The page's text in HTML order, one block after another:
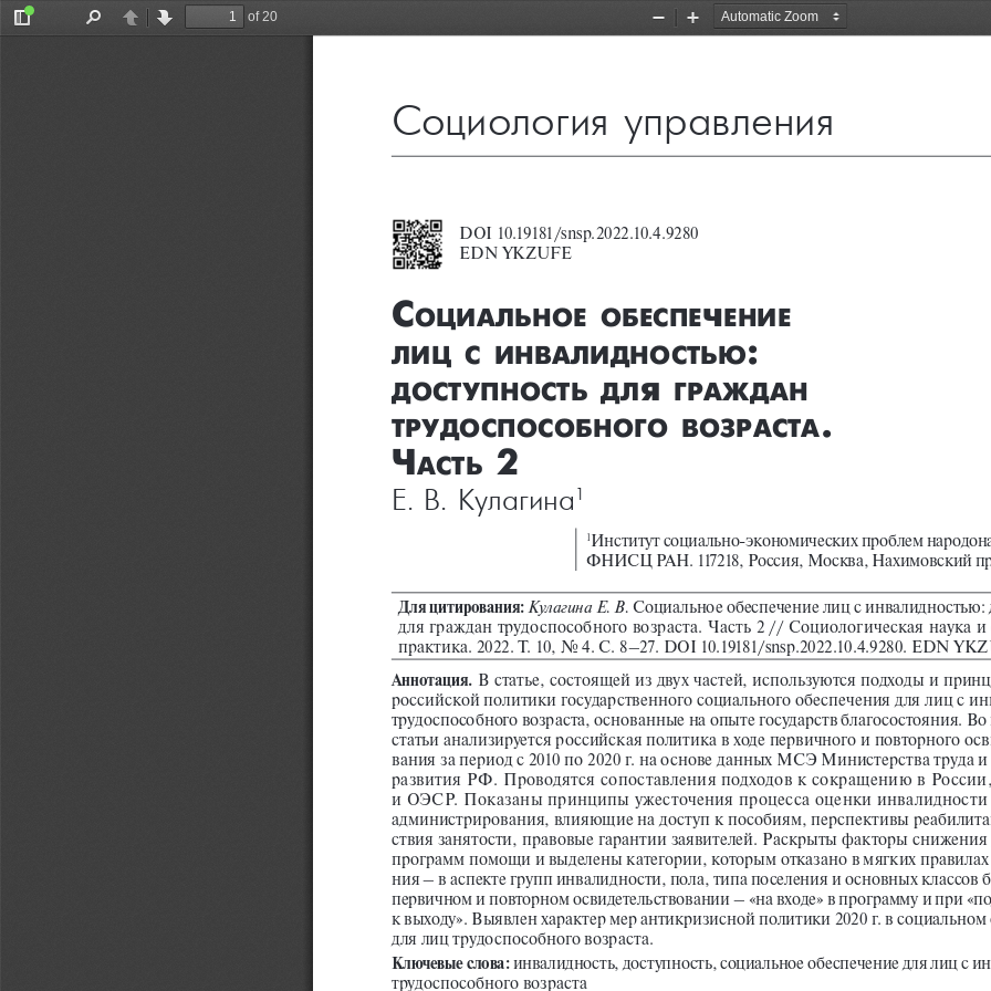
Toggle
PreviousNext
of 20
Zoom
Zoom
Социология управления
DOI 10.19181/snsp.2022.10.4.9280
EDN YKZUFE
Социальное обеСПечение
лиц С инвалидноСтью:
доСтуПноСть для граждан
трудоСПоСобного возраСта.
ЧаСть 2
Е. В. Кулагина 1
1 Институт социально-экономических проблем
ФНИСЦ РАН. 117218, Россия, Москва, Нахимовский
Для цитирования: Кулагина Е. В. Социальное обеспечение лиц с инвалидностью:
для граждан трудоспособного возраста. Часть 2 // Социологическая наука и
практика. 2022. Т. 10, No 4. С. 8–27. DOI 10.19181/snsp.2022.10.4.9280. EDN
Аннотация.
В статье, состоящей из двух частей, используются подходы и
российской политики государственного социального обеспечения для лиц с
трудоспособного возраста, основанные на опыте государств благосостояния. Во
статьи анализируется российская политика в ходе первичного и повторного
вания за период с 2010 по 2020 г. на основе данных МСЭ Министерства труда и
развития РФ. Проводятся сопоставления подходов к сокращению в
и ОЭСР. Показаны принципы ужесточения процесса оценки инвалидности
администрирования, влияющие на доступ к пособиям, перспективы
ствия занятости, правовые гарантии заявителей. Раскрыты факторы снижения
программ помощи и выделены категории, которым отказано в мягких правилах
ния – в аспекте групп инвалидности, пола, типа поселения и основных классов
первичном и повторном освидетельствовании – «на входе» в программу и при
к выходу». Выявлен характер мер антикризисной политики 2020 г. в
для лиц трудоспособного возраста.
Ключевые слова: инвалидность, доступность, социальное обеспечение для лиц с
трудоспособного возраста